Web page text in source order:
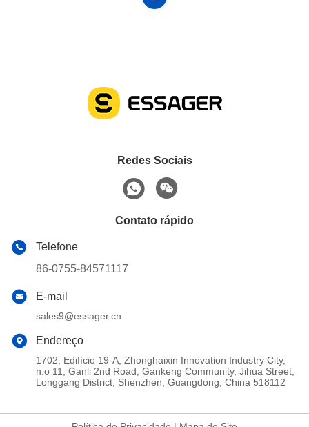
Redes Sociais
Contato rápido
Telefone
86-0755-84571117
E-mail
sales9@essager.cn
Endereço
1702, Edifício 19-A, Zhonghaixin Innovation Industry City,
n.o 11, Ganli 2nd Road, Gankeng Community, Jihua Street,
Longgang District, Shenzhen, Guangdong, China 518112